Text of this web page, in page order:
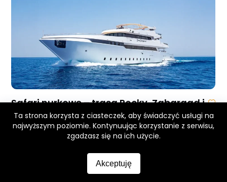
Safari nurkowe – trasa Rocky, Zabargad i
St. Johns – Łódź Sea Serpent
od 9.490zł /os
Ta strona korzysta z ciasteczek, aby świadczyć usługi na
najwyższym poziomie. Kontynuując korzystanie z serwisu,
zgadzasz się na ich użycie.
Akceptuję